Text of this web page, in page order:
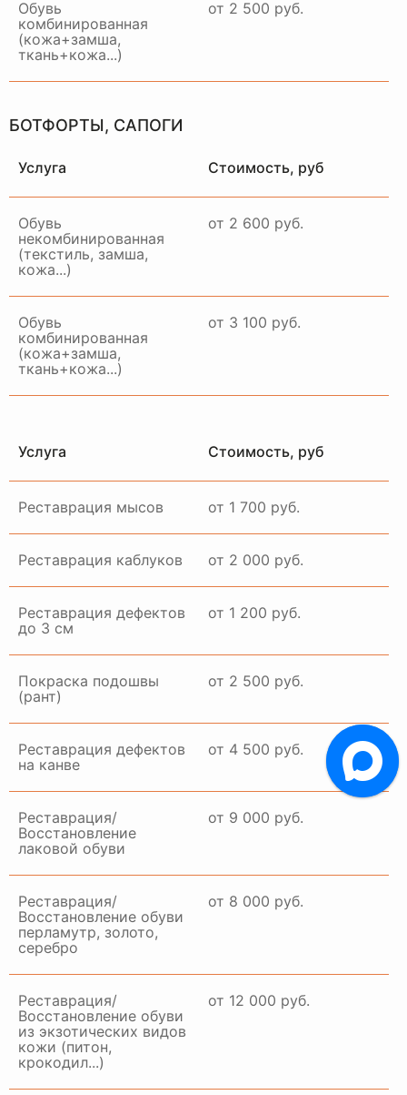
Обувь
комбинированная
(кожа+замша,
ткань+кожа...)
от 2 500 руб.
БОТФОРТЫ, САПОГИ
Услуга Стоимость, руб
Обувь
некомбинированная
(текстиль, замша,
кожа...)
от 2 600 руб.
Обувь
комбинированная
(кожа+замша,
ткань+кожа...)
от 3 100 руб.
Услуга Стоимость, руб
Реставрация мысов от 1 700 руб.
Реставрация каблуков от 2 000 руб.
Реставрация дефектов
до 3 см
от 1 200 руб.
Покраска подошвы
(рант)
от 2 500 руб.
Реставрация дефектов
на канве
от 4 500 руб.
Реставрация/
Восстановление
лаковой обуви
от 9 000 руб.
Реставрация/
Восстановление обуви
перламутр, золото,
серебро
от 8 000 руб.
Реставрация/
Восстановление обуви
из экзотических видов
кожи (питон,
крокодил...)
от 12 000 руб.
ЗАКАЗАТЬ ДОСТАВКУ
состоянии в удобное для вас
время и место